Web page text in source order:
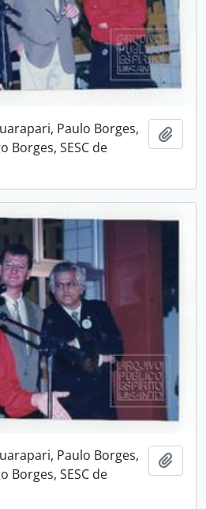
Paulo Borges,
Borges, SESC de
Paulo Borges,
Borges, SESC de